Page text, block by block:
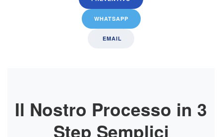
WHATSAPP
EMAIL
Il Nostro Processo in 3
Step Semplici